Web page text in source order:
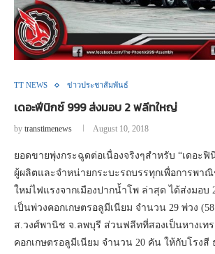
TT NEWS ข่าวประชาสัมพันธ์
เดอะฟีนิกซ์ 999 ส่งมอบ 2 ฟลีทใหญ่
by transtimenews August 10, 2018
ยอดขายพุ่งกระฉูดต่อเนื่องจริงๆสำหรับ “เดอะฟิ
ผู้ผลิตและจำหน่ายกระบะรถบรรทุกเพื่อการพา
ใหม่ไฟแรงจากเมืองปากน้ำโพ ล่าสุด ได้ส่งมอ
เป็นพ่วงคอกเกษตรอลูมีเนียม จำนวน 29 พ่วง
ส.วงศ์พานิช จ.ลพบุรี ส่วนฟลีทที่สองเป็นหางเทร
คอกเกษตรอลูมีเนียม จำนวน 20 คัน ให้กับโรงสี